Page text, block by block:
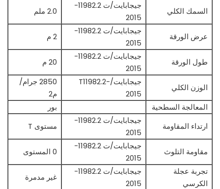
السمك الكلي
جيجابايت/ت 11982.2-
2015
2.0 ملم
عرض الورقة
جيجابايت/ت 11982.2-
2015
2 م
طول الورقة
جيجابايت/ت 11982.2-
2015
20 م
الوزن الكلي
جيجابايت/T11982.2-
2015
2850 جرام/
م2
المعالجة السطحية
بور
ارتداء المقاومة
جيجابايت/ت 11982.2-
2015
مستوى T
مقاومة التلوث
جيجابايت/ت 11982.2-
2015
0 المستوى
تجربة عجلة
الكرسي
جيجابايت/ت 11982.2-
2015
غير مدمرة